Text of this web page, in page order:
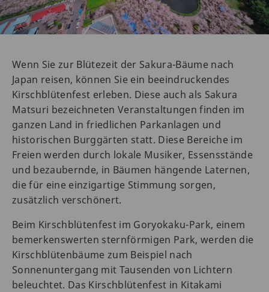
Wenn Sie zur Blütezeit der Sakura-Bäume nach
Japan reisen, können Sie ein beeindruckendes
Kirschblütenfest erleben. Diese auch als Sakura
Matsuri bezeichneten Veranstaltungen finden im
ganzen Land in friedlichen Parkanlagen und
historischen Burggärten statt. Diese Bereiche im
Freien werden durch lokale Musiker, Essensstände
und bezaubernde, in Bäumen hängende Laternen,
die für eine einzigartige Stimmung sorgen,
zusätzlich verschönert.
Beim Kirschblütenfest im Goryokaku-Park, einem
bemerkenswerten sternförmigen Park, werden die
Kirschblütenbäume zum Beispiel nach
Sonnenuntergang mit Tausenden von Lichtern
beleuchtet. Das Kirschblütenfest in Kitakami